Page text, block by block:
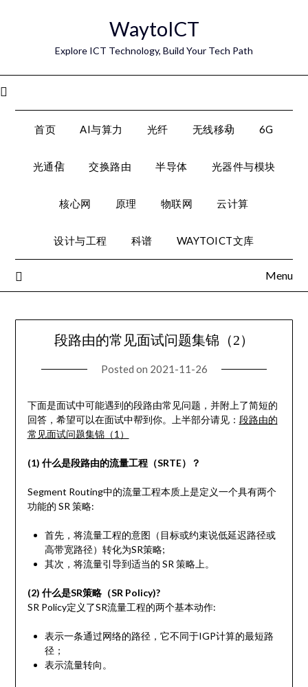
WaytoICT
Explore ICT Technology, Build Your Tech Path
首页 AI与算力 光纤 无线移动 6G
光通信 交换路由 半导体 光器件与模块
核心网 原理 物联网 云计算
设计与工程 科谱 WAYTOICT文库
Menu
段路由的常见面试问题集锦（2）
Posted on 2021-11-26
下面是面试中可能遇到的段路由常见问题，并附上了简短的
回答，希望可以在面试中帮到你。上半部分请见： 段路由的
常见面试问题集锦（1）
(1) 什么是段路由的流量工程（SRTE）？
Segment Routing中的流量工程本质上是定义一个具有两个
功能的 SR 策略:
首先，将流量工程的意图（目标或约束说低延迟路径或
高带宽路径）转化为SR策略;
其次，将流量引导到适当的 SR 策略上。
(2) 什么是SR策略（SR Policy)?
SR Policy定义了SR流量工程的两个基本动作:
表示一条通过网络的路径，它不同于IGP计算的最短路
径；
表示流量转向。